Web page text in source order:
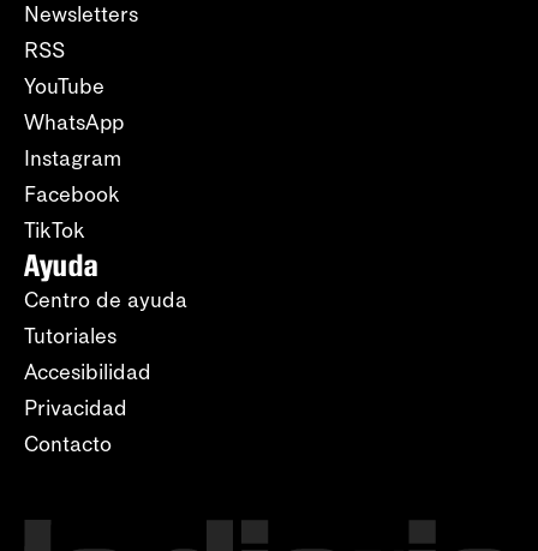
Newsletters
RSS
YouTube
WhatsApp
Instagram
Facebook
TikTok
Ayuda
Centro de ayuda
Tutoriales
Accesibilidad
Privacidad
Contacto